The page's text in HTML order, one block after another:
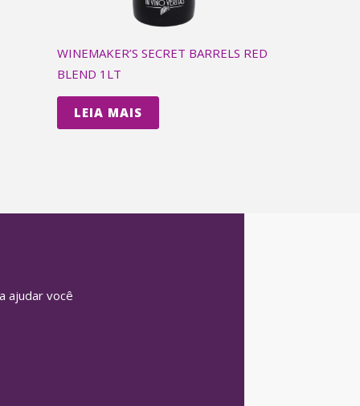
WINEMAKER’S SECRET BARRELS RED
BLEND 1LT
LEIA MAIS
ajudar você